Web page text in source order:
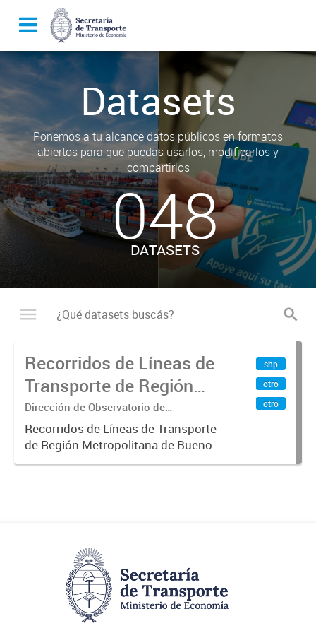
Datasets
Ponemos a tu alcance datos públicos en formatos
abiertos para que puedas usarlos, modificarlos y
compartirlos
048
DATASETS
Recorridos de Líneas de
Transporte de Región
Metropolitana de
Buenos Aires (RMBA)
Dirección de Observatorio de
Transporte, Estudio y Sistemas
Recorridos de Líneas de Transporte
de Región Metropolitana de Buenos
Aires (RMBA).-
shp
otro
otro